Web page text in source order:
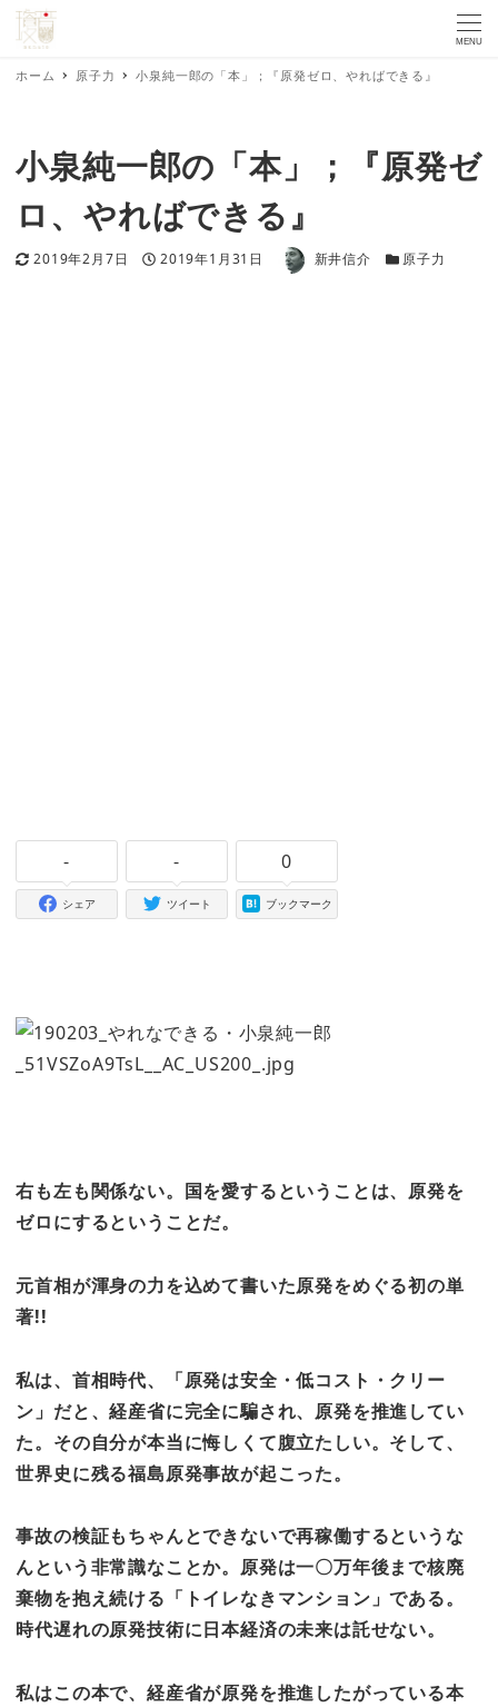
MENU
ホーム 原子力 小泉純一郎の「本」；『原発ゼロ、やればできる』
小泉純一郎の「本」；『原発ゼ
ロ、やればできる』
更新日
2019年2月7日 投稿日
2019年1月31日 著者 新井信介 カテゴリー
原子力
-
シェア
-
ツイート
0
ブックマーク
右も左も関係ない。国を愛するということは、 原発を
ゼロにするということだ。
元首相が渾身の力を込めて書いた原発をめぐる初の単
著!!
私は、首相時代、「原発は安全・低コスト・クリー
ン」だと、経産省に完全に騙され、原発を推進してい
た。 その自分が本当に悔しくて腹立たしい。そして、
世界史に残る福島原発事故が起こった。
事故の検証もちゃんとできないで再稼働するというな
んという非常識なことか。原発は一〇万年後まで核廃
棄物を抱え続ける「 トイレなきマンション」である。
時代遅れの原発技術に日本経済の未来は託せない。
私はこの本で、 経産省が原発を推進したがっている本